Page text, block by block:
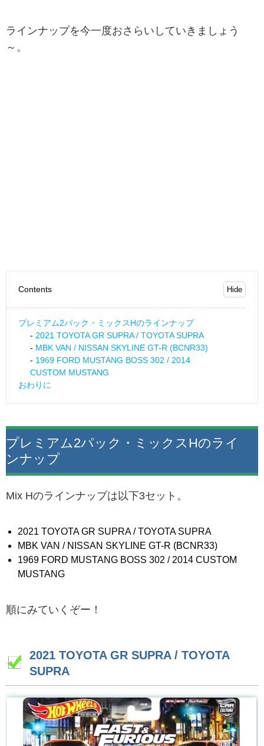
ラインナップを今一度おさらいしていきましょう
～。
Contents
プレミアム2パック・ミックスHのラインナップ
2021 TOYOTA GR SUPRA / TOYOTA SUPRA
MBK VAN / NISSAN SKYLINE GT-R (BCNR33)
1969 FORD MUSTANG BOSS 302 / 2014
CUSTOM MUSTANG
おわりに
プレミアム2パック・ミックスHのライ
ンナップ
Mix Hのラインナップは以下3セット。
2021 TOYOTA GR SUPRA / TOYOTA SUPRA
MBK VAN / NISSAN SKYLINE GT-R (BCNR33)
1969 FORD MUSTANG BOSS 302 / 2014 CUSTOM
MUSTANG
順にみていくぞー！
2021 TOYOTA GR SUPRA / TOYOTA
SUPRA